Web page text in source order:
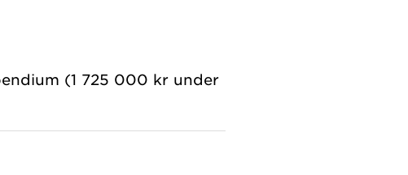
(1 725 000 kr under